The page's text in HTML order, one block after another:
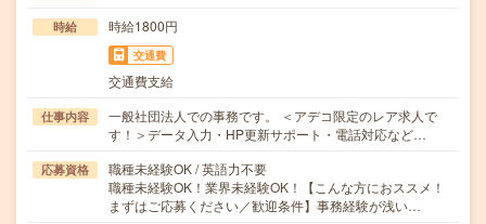
時給 時給1800円
交通費
交通費支給
仕事内容
一般社団法人での事務です。 ＜アデコ限定のレア求人で
す！＞データ入力・HP更新サポート・電話対応など…
応募資格
職種未経験OK / 英語力不要
職種未経験OK！業界未経験OK！【こんな方におススメ！
まずはご応募ください／歓迎条件】事務経験が浅い…